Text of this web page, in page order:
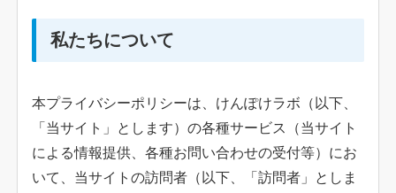
私たちについて
本プライバシーポリシーは、けんぽけラボ（以下、
「当サイト」とします）の各種サービス（当サイト
による情報提供、各種お問い合わせの受付等）にお
いて、当サイトの訪問者（以下、「訪問者」としま